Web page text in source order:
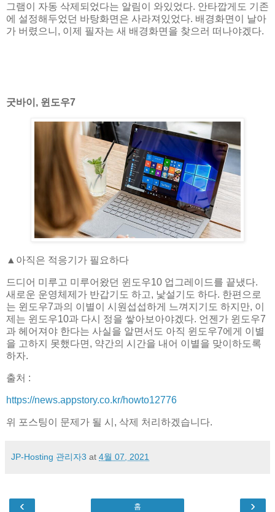
그램이 자동 삭제되었다는 알림이 와있었다. 안타깝게도 기존
에 설정해두었던 바탕화면은 사라져있었다. 배경화면이 날아
가 버렸으니, 이제 필자는 새 배경화면을 찾으러 떠나야겠다.
굿바이, 윈도우7
▲아직은 적응기가 필요하다
드디어 미루고 미루어왔던 윈도우10 업그레이드를 끝냈다.
새로운 운영체제가 반갑기도 하고, 낯설기도 하다. 한편으로
는 윈도우7과의 이별이 시원섭섭하게 느껴지기도 하지만, 이
제는 윈도우10과 다시 정을 쌓아보아야겠다. 언젠가 윈도우7
과 헤어져야 한다는 사실을 알면서도 아직 윈도우7에게 이별
을 고하지 못했다면, 약간의 시간을 내어 이별을 맞이하도록
하자.
출처 :
https://news.appstory.co.kr/howto12776
위 포스팅이 문제가 될 시, 삭제 처리하겠습니다.
JP-Hosting 관리자3 at 4월 07, 2021
‹ ›
홈